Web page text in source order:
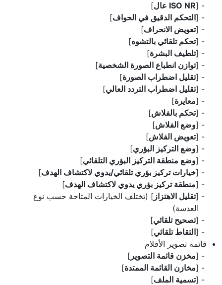
[ISO NR عال
]
[التحكم الدقيق في الحواف]
[تعويض الانحراف]
[تحكم تلقائي بالتشوه]
[تلطيف البشرة]
[توازن انطباع الصورة الشخصية]
[تقليل اضطراب الصورة]
[تقليل اضطراب التردد العالي]
[معايرة]
[تحكم بالفلاش]
[وضع الفلاش]
[تعويض الفلاش]
[وضع التركيز البؤري]
[وضع منطقة التركيز البؤري التلقائي]
[خيارات تركيز بؤري تلقائي/يدوي لاكتشاف الهدف]
[منطقة تركيز بؤري يدوي لاكتشاف الهدف]
[تقليل الاهتزاز ] (تختلف الخيارات المتاحة حسب نوع
العدسة)
[تصحيح تلقائي]
[التقاط تلقائي]
قائمة تصوير الأفلام
[مخزن قائمة التصوير ]
[مخازن القائمة الممتدة]
[تسمية الملف]